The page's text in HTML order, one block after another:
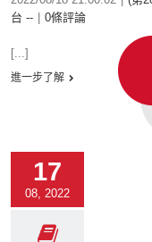
台 --
0條評論
[...]
進一步了解
17
08, 2022